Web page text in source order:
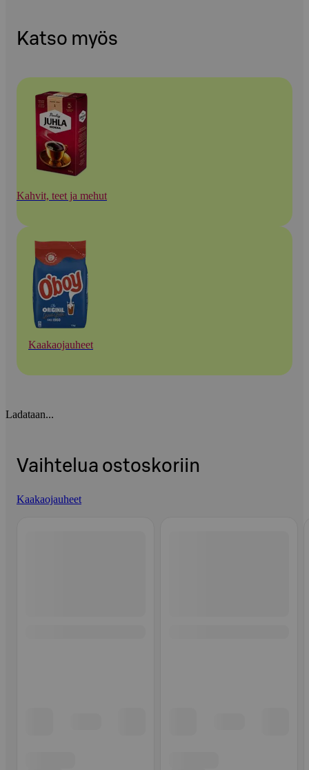
Katso myös
Kahvit, teet ja mehut
Kaakaojauheet
Ladataan...
Vaihtelua ostoskoriin
Kaakaojauheet